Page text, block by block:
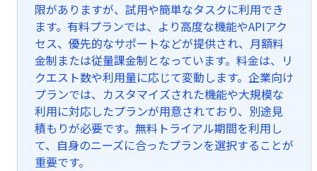
限がありますが、試用や簡単なタスクに利用でき
ます。有料プランでは、より高度な機能やAPIアク
セス、優先的なサポートなどが提供され、月額料
金制または従量課金制となっています。料金は、リ
クエスト数や利用量に応じて変動します。企業向け
プランでは、カスタマイズされた機能や大規模な
利用に対応したプランが用意されており、別途見
積もりが必要です。無料トライアル期間を利用し
て、自身のニーズに合ったプランを選択することが
重要です。